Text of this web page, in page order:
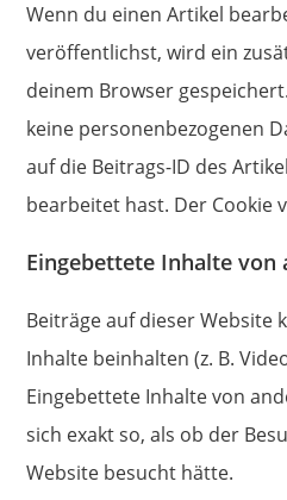
Wenn du einen Artikel
veröffentlichst, wird ein
deinem Browser
keine personenbezogenen
auf die Beitrags-ID des
bearbeitet hast. Der Cookie
Eingebettete Inhalte von
Beiträge auf dieser Website
Inhalte beinhalten (z. B.
Eingebettete Inhalte von
sich exakt so, als ob der
Website besucht hätte.